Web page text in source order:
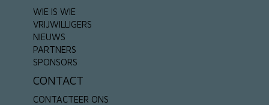
WIE IS WIE
VRIJWILLIGERS
NIEUWS
PARTNERS
SPONSORS
CONTACT
CONTACTEER ONS